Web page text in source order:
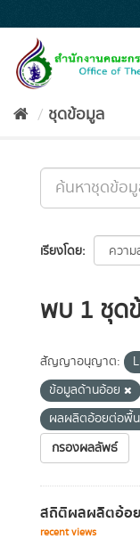
to
content
ชุดข้อมูล
เรียงโดย
พบ 1 ชุด
สัญญาอนุญาต:
ข้อมูลด้านอ้อย
ผลผลิตอ้อยต่อพื้น
กรองผลลัพธ์
สถิติผลผลิตอ้อ
recent views